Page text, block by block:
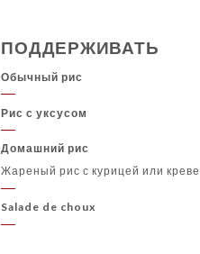
ПОДДЕРЖИВАТЬ
Обычный рис
Рис с уксусом
Домашний рис
Жареный рис с курицей или
Salade de choux